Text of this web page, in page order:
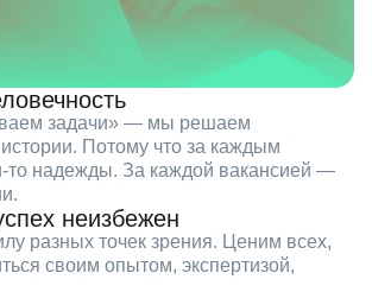
задачи» — мы решаем
истории. Потому что за каждым
надежды. За каждой вакансией —
неизбежен
разных точек зрения. Ценим всех,
своим опытом, экспертизой,